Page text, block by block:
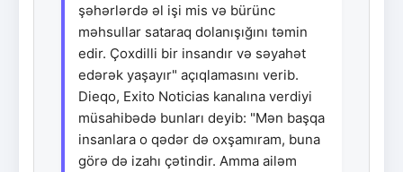
şəhərlərdə əl işi mis və bürünc
məhsullar sataraq dolanışığını təmin
edir. Çoxdilli bir insandır və səyahət
edərək yaşayır" açıqlamasını verib.
Dieqo, Exito Noticias kanalına verdiyi
müsahibədə bunları deyib: "Mən başqa
insanlara o qədər də oxşamıram, buna
görə də izahı çətindir. Amma ailəm